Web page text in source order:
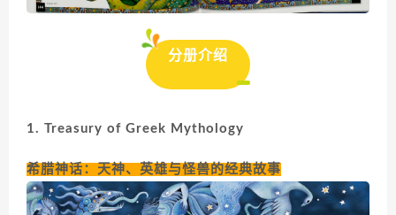
分册介绍
1. Treasury of Greek Mythology
希腊神话：天神、英雄与怪兽的经典故事